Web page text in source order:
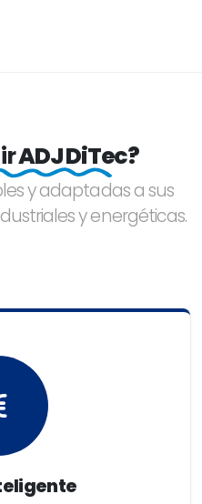
ADJ DiTec?
y adaptadas a sus
y energéticas.